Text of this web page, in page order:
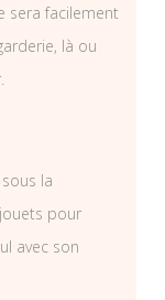
sera facilement
là ou
la
pour
avec son